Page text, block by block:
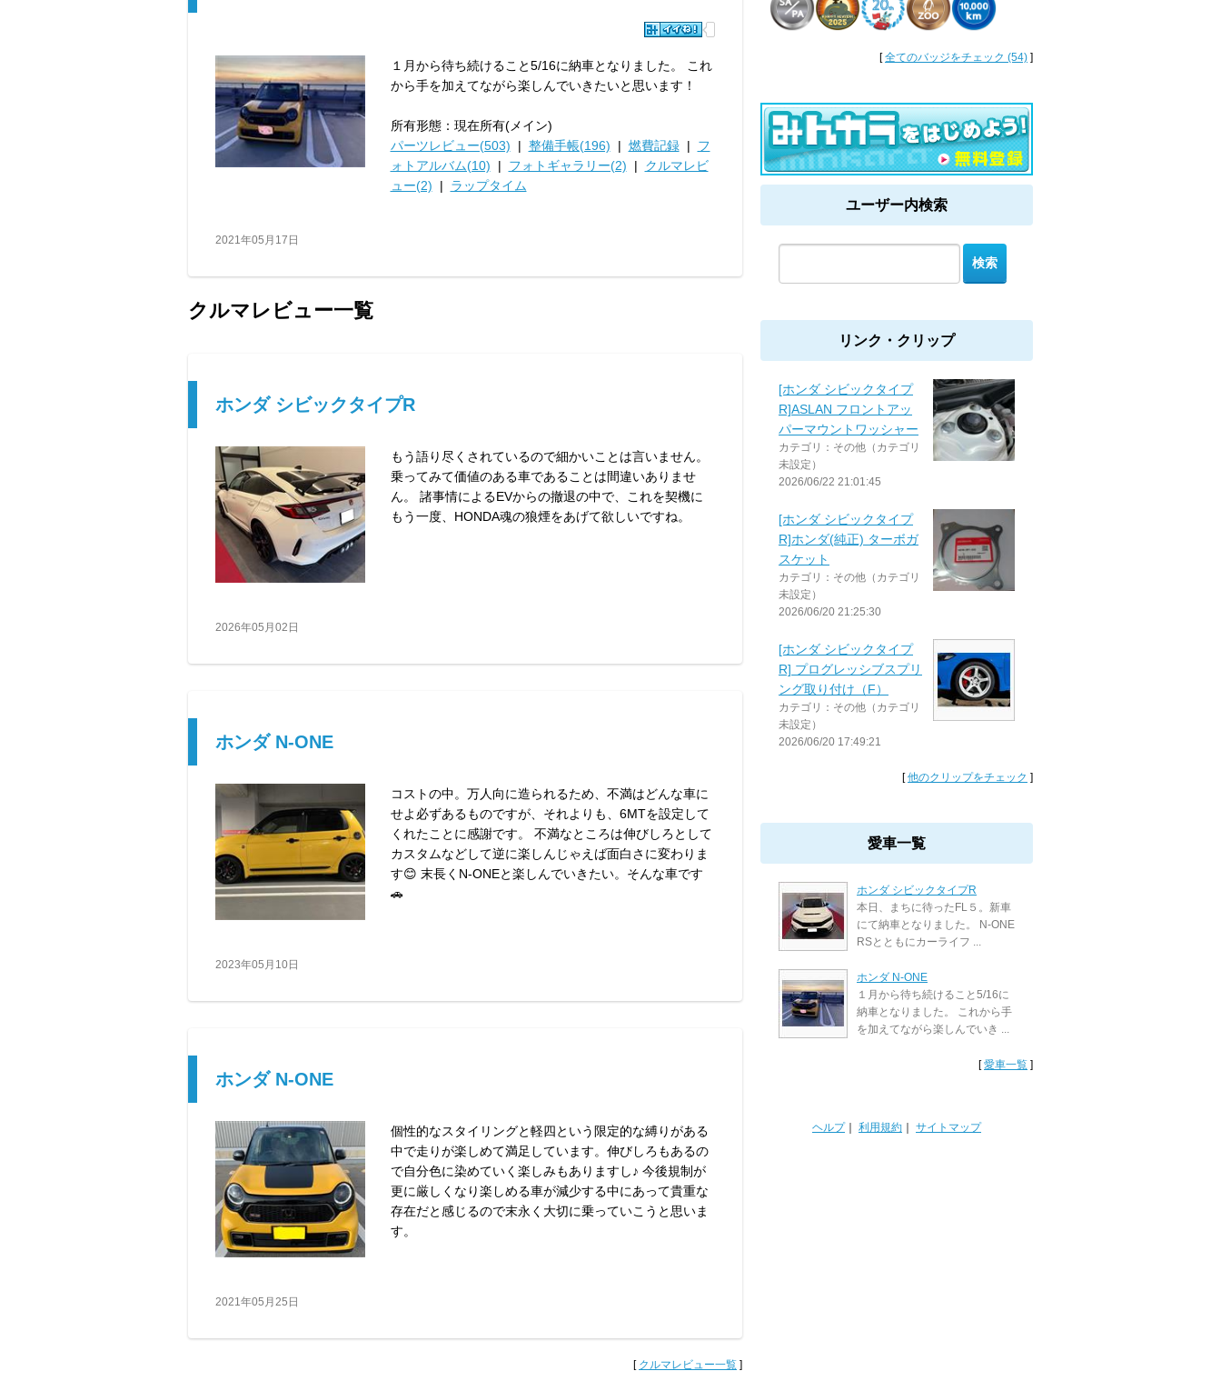
１月から待ち続けること5/16に納車となりました。 これ
から手を加えてながら楽しんでいきたいと思います！
所有形態：現在所有(メイン)
パーツレビュー(503) | 整備手帳(196) | 燃費記録| フ
ォトアルバム(10) | フォトギャラリー(2) | クルマレビ
ュー(2) | ラップタイム
2021年05月17日
クルマレビュー一覧
ホンダ シビックタイプR
もう語り尽くされているので細かいことは言いません。
乗ってみて価値のある車であることは間違いありませ
ん。 諸事情によるEVからの撤退の中で、これを契機に
もう一度、HONDA魂の狼煙をあげて欲しいですね。
2026年05月02日
ホンダ N-ONE
コストの中。万人向に造られるため、不満はどんな車に
せよ必ずあるものですが、それよりも、6MTを設定して
くれたことに感謝です。 不満なところは伸びしろとして
カスタムなどして逆に楽しんじゃえば面白さに変わりま
す😊 末長くN-ONEと楽しんでいきたい。そんな車です
🚗
2023年05月10日
ホンダ N-ONE
個性的なスタイリングと軽四という限定的な縛りがある
中で走りが楽しめて満足しています。伸びしろもあるの
で自分色に染めていく楽しみもありますし♪ 今後規制が
更に厳しくなり楽しめる車が減少する中にあって貴重な
存在だと感じるので末永く大切に乗っていこうと思いま
す。
2021年05月25日
[ クルマレビュー一覧 ]
[全てのバッジをチェック (54) ]
ユーザー内検索
リンク・クリップ
[ホンダ シビックタイプ
R]ASLAN フロントアッ
パーマウントワッシャー
カテゴリ：その他（カテゴリ
未設定）
2026/06/22 21:01:45
[ホンダ シビックタイプ
R]ホンダ(純正) ターボガ
スケット
カテゴリ：その他（カテゴリ
未設定）
2026/06/20 21:25:30
[ホンダ シビックタイプ
R] プログレッシブスプリ
ング取り付け（F）
カテゴリ：その他（カテゴリ
未設定）
2026/06/20 17:49:21
[他のクリップをチェック ]
愛車一覧
ホンダ シビックタイプR
本日、まちに待ったFL５。新車
にて納車となりました。 N-ONE
RSとともにカーライフ ...
ホンダ N-ONE
１月から待ち続けること5/16に
納車となりました。 これから手
を加えてながら楽しんでいき ...
[愛車一覧 ]
ヘルプ｜ 利用規約 サイトマップ